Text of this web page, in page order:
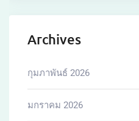
Archives
กุมภาพันธ์ 2026
มกราคม 2026